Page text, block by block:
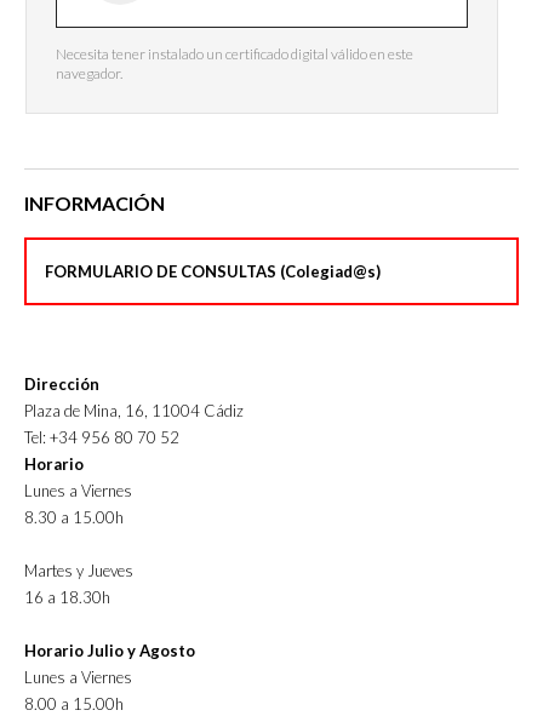
Necesita tener instalado un certificado digital válido en este
navegador.
INFORMACIÓN
FORMULARIO DE CONSULTAS (Colegiad@s)
Dirección
Plaza de Mina, 16, 11004 Cádiz
Tel: +34 956 80 70 52
Horario
Lunes a Viernes
8.30 a 15.00h
Martes y Jueves
16 a 18.30h
Horario Julio y Agosto
Lunes a Viernes
8.00 a 15.00h